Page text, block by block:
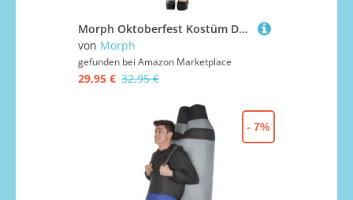
Morph Oktoberfest Kostüm Damen, Bayerisches Dirndl mit Schürze, Perfekt für Oktoberfest und Kostümparty, L
von Morph
gefunden bei Amazon Marketplace
29,95 € 32,95 €
- 7%